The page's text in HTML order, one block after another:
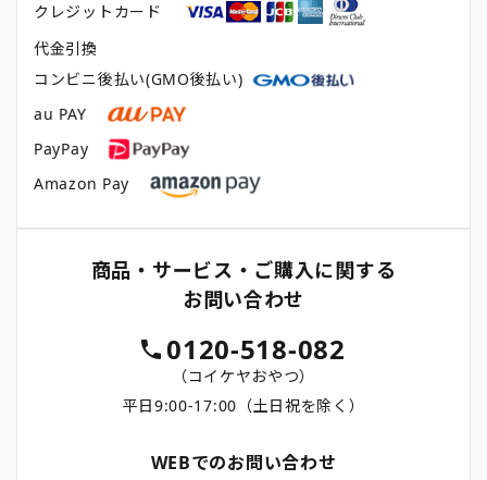
クレジットカード
代金引換
コンビニ後払い(GMO後払い)
au PAY
PayPay
Amazon Pay
商品・サービス・ご購入に関する
お問い合わせ
0120-518-082
（コイケヤおやつ）
平日9:00-17:00（土日祝を除く）
WEBでのお問い合わせ